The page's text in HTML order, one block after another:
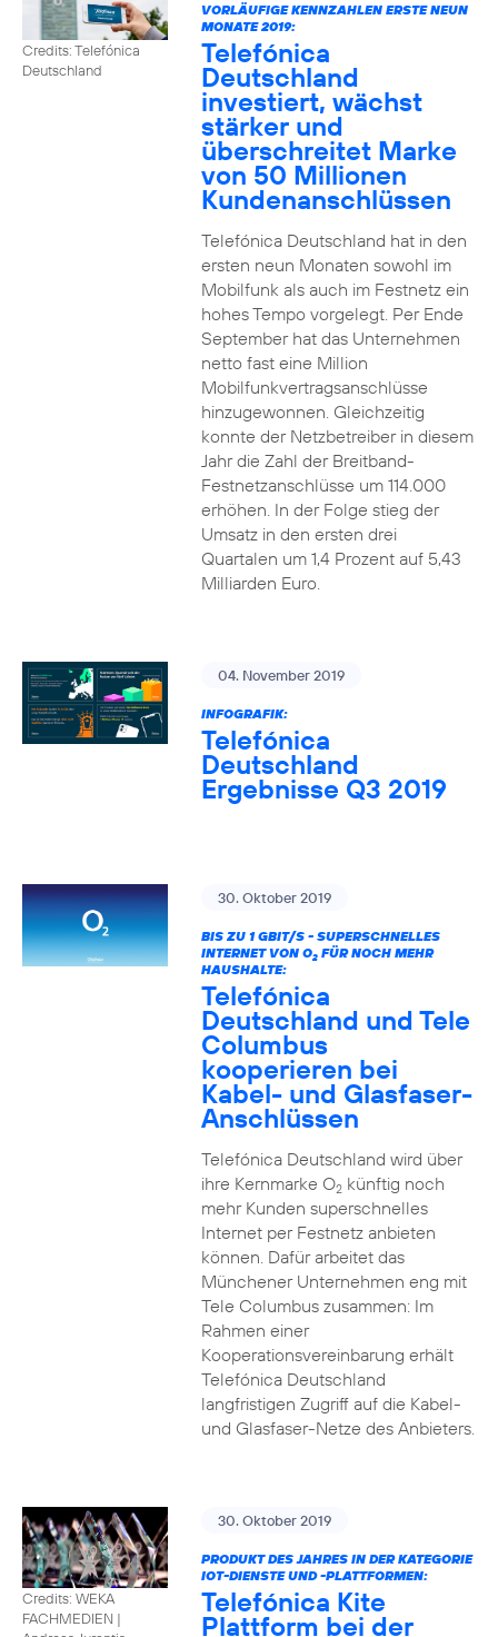
Credits: Telefónica
Deutschland
VORLÄUFIGE KENNZAHLEN ERSTE NEUN
MONATE 2019:
Telefónica
Deutschland
investiert, wächst
stärker und
überschreitet Marke
von 50 Millionen
Kundenanschlüssen
Telefónica Deutschland hat in den
ersten neun Monaten sowohl im
Mobilfunk als auch im Festnetz ein
hohes Tempo vorgelegt. Per Ende
September hat das Unternehmen
netto fast eine Million
Mobilfunkvertragsanschlüsse
hinzugewonnen. Gleichzeitig
konnte der Netzbetreiber in diesem
Jahr die Zahl der Breitband-
Festnetzanschlüsse um 114.000
erhöhen. In der Folge stieg der
Umsatz in den ersten drei
Quartalen um 1,4 Prozent auf 5,43
Milliarden Euro.
04. November 2019
INFOGRAFIK:
Telefónica
Deutschland
Ergebnisse Q3 2019
30. Oktober 2019
BIS ZU 1 GBIT/S - SUPERSCHNELLES
INTERNET VON O2FÜR NOCH MEHR
HAUSHALTE:
Telefónica
Deutschland und Tele
Columbus
kooperieren bei
Kabel- und Glasfaser-
Anschlüssen
Telefónica Deutschland wird über
ihre Kernmarke O2künftig noch
mehr Kunden superschnelles
Internet per Festnetz anbieten
können. Dafür arbeitet das
Münchener Unternehmen eng mit
Tele Columbus zusammen: Im
Rahmen einer
Kooperationsvereinbarung erhält
Telefónica Deutschland
langfristigen Zugriff auf die Kabel-
und Glasfaser-Netze des Anbieters.
Credits: WEKA
FACHMEDIEN |
30. Oktober 2019
PRODUKT DES JAHRES IN DER KATEGORIE
IOT-DIENSTE UND -PLATTFORMEN:
Telefónica Kite
Plattform bei der